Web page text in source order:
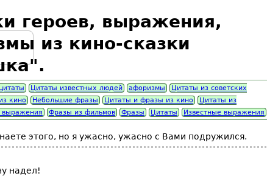
героев, выражения,
из кино-сказки
Цитаты известных людей афоризмы
Цитаты из советских
кино Небольшие фразы Цитаты и фразы из кино
Цитаты из
Фразы из фильмов Фразы Цитаты Известные выражения
этого, но я ужасно, ужасно с Вами подружился.
надел!